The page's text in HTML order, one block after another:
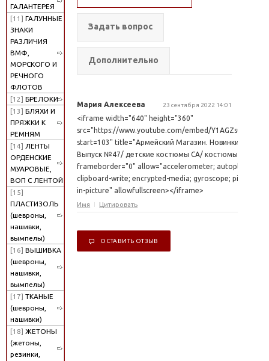
ГАЛАНТЕРЕЯ
[11] ГАЛУННЫЕ
ЗНАКИ
РАЗЛИЧИЯ
ВМФ,
МОРСКОГО И
РЕЧНОГО
ФЛОТОВ
[12] БРЕЛОКИ
[13] БЛЯХИ И
ПРЯЖКИ К
РЕМНЯМ
[14] ЛЕНТЫ
ОРДЕНСКИЕ
МУАРОВЫЕ,
ВОП С ЛЕНТОЙ
[15]
ПЛАСТИЗОЛЬ
(шевроны,
нашивки,
вымпелы)
[16] ВЫШИВКА
(шевроны,
нашивки,
вымпелы)
[17] ТКАНЫЕ
(шевроны,
нашивки)
[18] ЖЕТОНЫ
(жетоны,
резинки,
Задать вопрос
Дополнительно
Мария Алексеева 23 сентября 2022 14:01
<iframe width="640" height="360"
src="https://www.youtube.com/embed/Y1AGZsulsUM?
start=103" title="Армейский Магазин. Новинки.
Выпуск №47/ детские костюмы СА/ костюмы РККА"
frameborder="0" allow="accelerometer; autoplay;
clipboard-write; encrypted-media; gyroscope; picture-
in-picture" allowfullscreen></iframe>
Имя Цитировать
ОСТАВИТЬ ОТЗЫВ